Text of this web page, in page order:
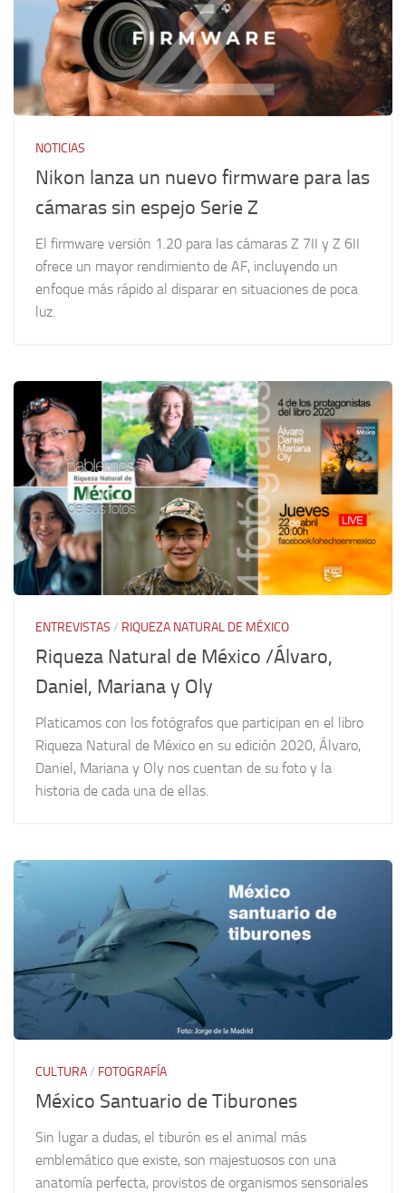
NOTICIAS
Nikon lanza un nuevo firmware para las
cámaras sin espejo Serie Z
El firmware versión 1.20 para las cámaras Z 7II y Z 6II
ofrece un mayor rendimiento de AF, incluyendo un
enfoque más rápido al disparar en situaciones de poca
luz.
ENTREVISTAS / RIQUEZA NATURAL DE MÉXICO
Riqueza Natural de México /Álvaro,
Daniel, Mariana y Oly
Platicamos con los fotógrafos que participan en el libro
Riqueza Natural de México en su edición 2020, Álvaro,
Daniel, Mariana y Oly nos cuentan de su foto y la
historia de cada una de ellas.
CULTURA/ FOTOGRAFÍA
México Santuario de Tiburones
Sin lugar a dudas, el tiburón es el animal más
emblemático que existe, son majestuosos con una
anatomía perfecta, provistos de organismos sensoriales